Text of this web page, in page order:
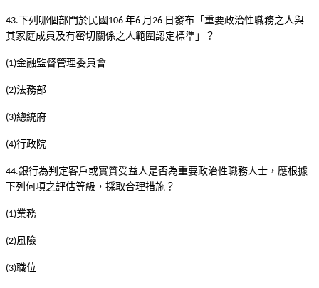
43. 下列哪個部門於民國 106 年6 月 26 日發布「重要政治性職務之人與
其家庭成員及有密切關係之人範圍認定標準」？
(1)金融監督管理委員會
(2)法務部
(3)總統府
(4)行政院
44.銀行為判定客戶或實質受益人是否為重要政治性職務人士，應根據
下列何項之評估等級，採取合理措施？
(1)業務
(2)風險
(3)職位